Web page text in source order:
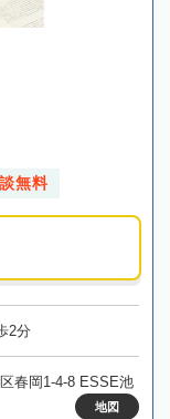
無料
2分
春岡1-4-8 ESSE池
地図